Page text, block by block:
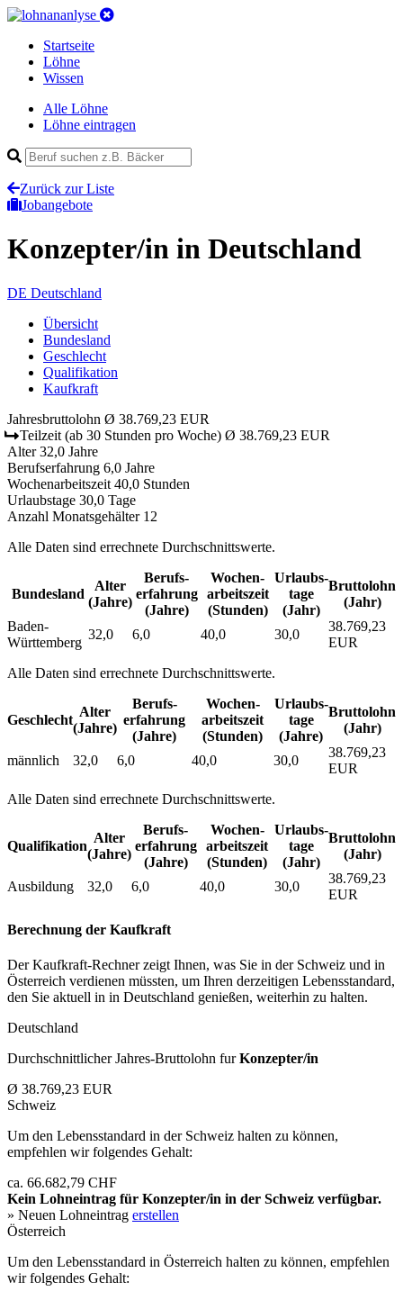
Startseite
Löhne
Wissen
Alle Löhne
Löhne eintragen
Zurück zur Liste
Jobangebote
Konzepter/in in Deutschland
DE Deutschland
Übersicht
Bundesland
Geschlecht
Qualifikation
Kaufkraft
Jahresbruttolohn Ø 38.769,23 EUR
Teilzeit (ab 30 Stunden pro Woche) Ø 38.769,23 EUR
Alter 32,0 Jahre
Berufserfahrung 6,0 Jahre
Wochenarbeitszeit 40,0 Stunden
Urlaubstage 30,0 Tage
Anzahl Monatsgehälter 12
Alle Daten sind errechnete Durchschnittswerte.
Bundesland
Alter
(Jahre)
Berufs­
erfahrung
(Jahre)
Wochen­
arbeitszeit
(Stunden)
Urlaubs­
tage
(Jahr)
Bruttolohn
(Jahr)
Baden-
Württemberg
32,0 6,0 40,0 30,0
38.769,23
EUR
Alle Daten sind errechnete Durchschnittswerte.
Geschlecht
Alter
(Jahre)
Berufs­
erfahrung
(Jahre)
Wochen­
arbeitszeit
(Stunden)
Urlaubs­
tage
(Jahre)
Bruttolohn
(Jahr)
männlich 32,0 6,0 40,0 30,0
38.769,23
EUR
Alle Daten sind errechnete Durchschnittswerte.
Qualifikation
Alter
(Jahre)
Berufs­
erfahrung
(Jahre)
Wochen­
arbeitszeit
(Stunden)
Urlaubs­
tage
(Jahr)
Bruttolohn
(Jahr)
Ausbildung 32,0 6,0 40,0 30,0
38.769,23
EUR
Berechnung der Kaufkraft
Der Kaufkraft-Rechner zeigt Ihnen, was Sie in der Schweiz und in
Österreich verdienen müssten, um Ihren derzeitigen Lebensstandard,
den Sie aktuell in in Deutschland genießen, weiterhin zu halten.
Deutschland
Durchschnittlicher Jahres-Bruttolohn furKonzepter/in
Ø 38.769,23 EUR
Schweiz
Um den Lebensstandard in der Schweiz halten zu können,
empfehlen wir folgendes Gehalt:
ca. 66.682,79 CHF
Kein Lohneintrag für Konzepter/in in der Schweiz verfügbar.
» Neuen Lohneintrag erstellen
Österreich
Um den Lebensstandard in Österreich halten zu können, empfehlen
wir folgendes Gehalt: